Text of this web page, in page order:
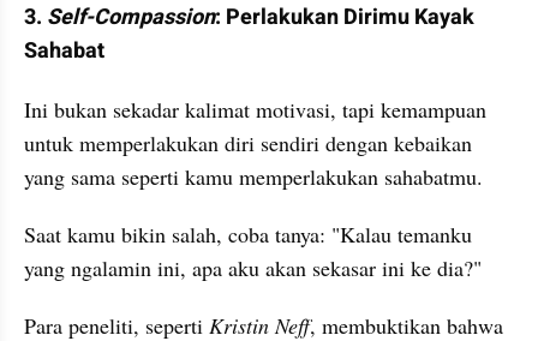
3. Self-Compassion: Perlakukan Dirimu Kayak
Sahabat
Ini bukan sekadar kalimat motivasi, tapi kemampuan
untuk memperlakukan diri sendiri dengan kebaikan
yang sama seperti kamu memperlakukan sahabatmu.
Saat kamu bikin salah, coba tanya: "Kalau temanku
yang ngalamin ini, apa aku akan sekasar ini ke dia?"
Para peneliti, seperti Kristin Neff